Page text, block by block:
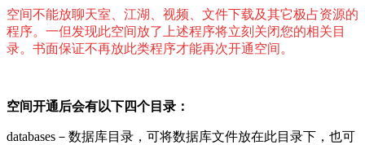
空间不能放聊天室、江湖、视频、文件下载及其它极占资源的
程序。一但发现此空间放了上述程序将立刻关闭您的相关目
录。书面保证不再放此类程序才能再次开通空间。
空间开通后会有以下四个目录：
databases－数据库目录，可将数据库文件放在此目录下，也可